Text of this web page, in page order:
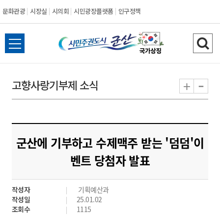
문화관광 시장실 시의회 시민광장플랫폼 인구정책
시
민
주
도
시
군
산
전
체
뉴
열
검
색
기
고향사랑기부제 소식 + -
군산에 기부하고 수제맥주 받는 '덤덤'이
벤트 당첨자 발표
작성자
기획예산과
작성일
25.01.02
조회수
1115